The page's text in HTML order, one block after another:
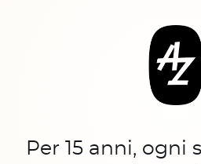
Per 15 anni, ogni